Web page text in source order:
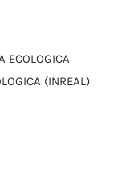
ECOLOGICA
(INREAL)